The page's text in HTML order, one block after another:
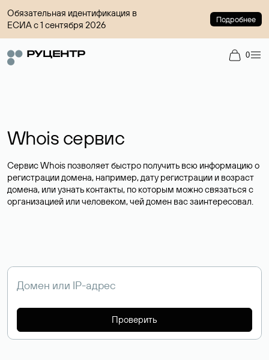
Обязательная идентификация в
ЕСИА с 1 сентября 2026
Подробнее
0
Whois сервис
Сервис Whois позволяет быстро получить всю информацию о
регистрации домена, например, дату регистрации и возраст
домена, или узнать контакты, по которым можно связаться с
организацией или человеком, чей домен вас заинтересовал.
Проверить